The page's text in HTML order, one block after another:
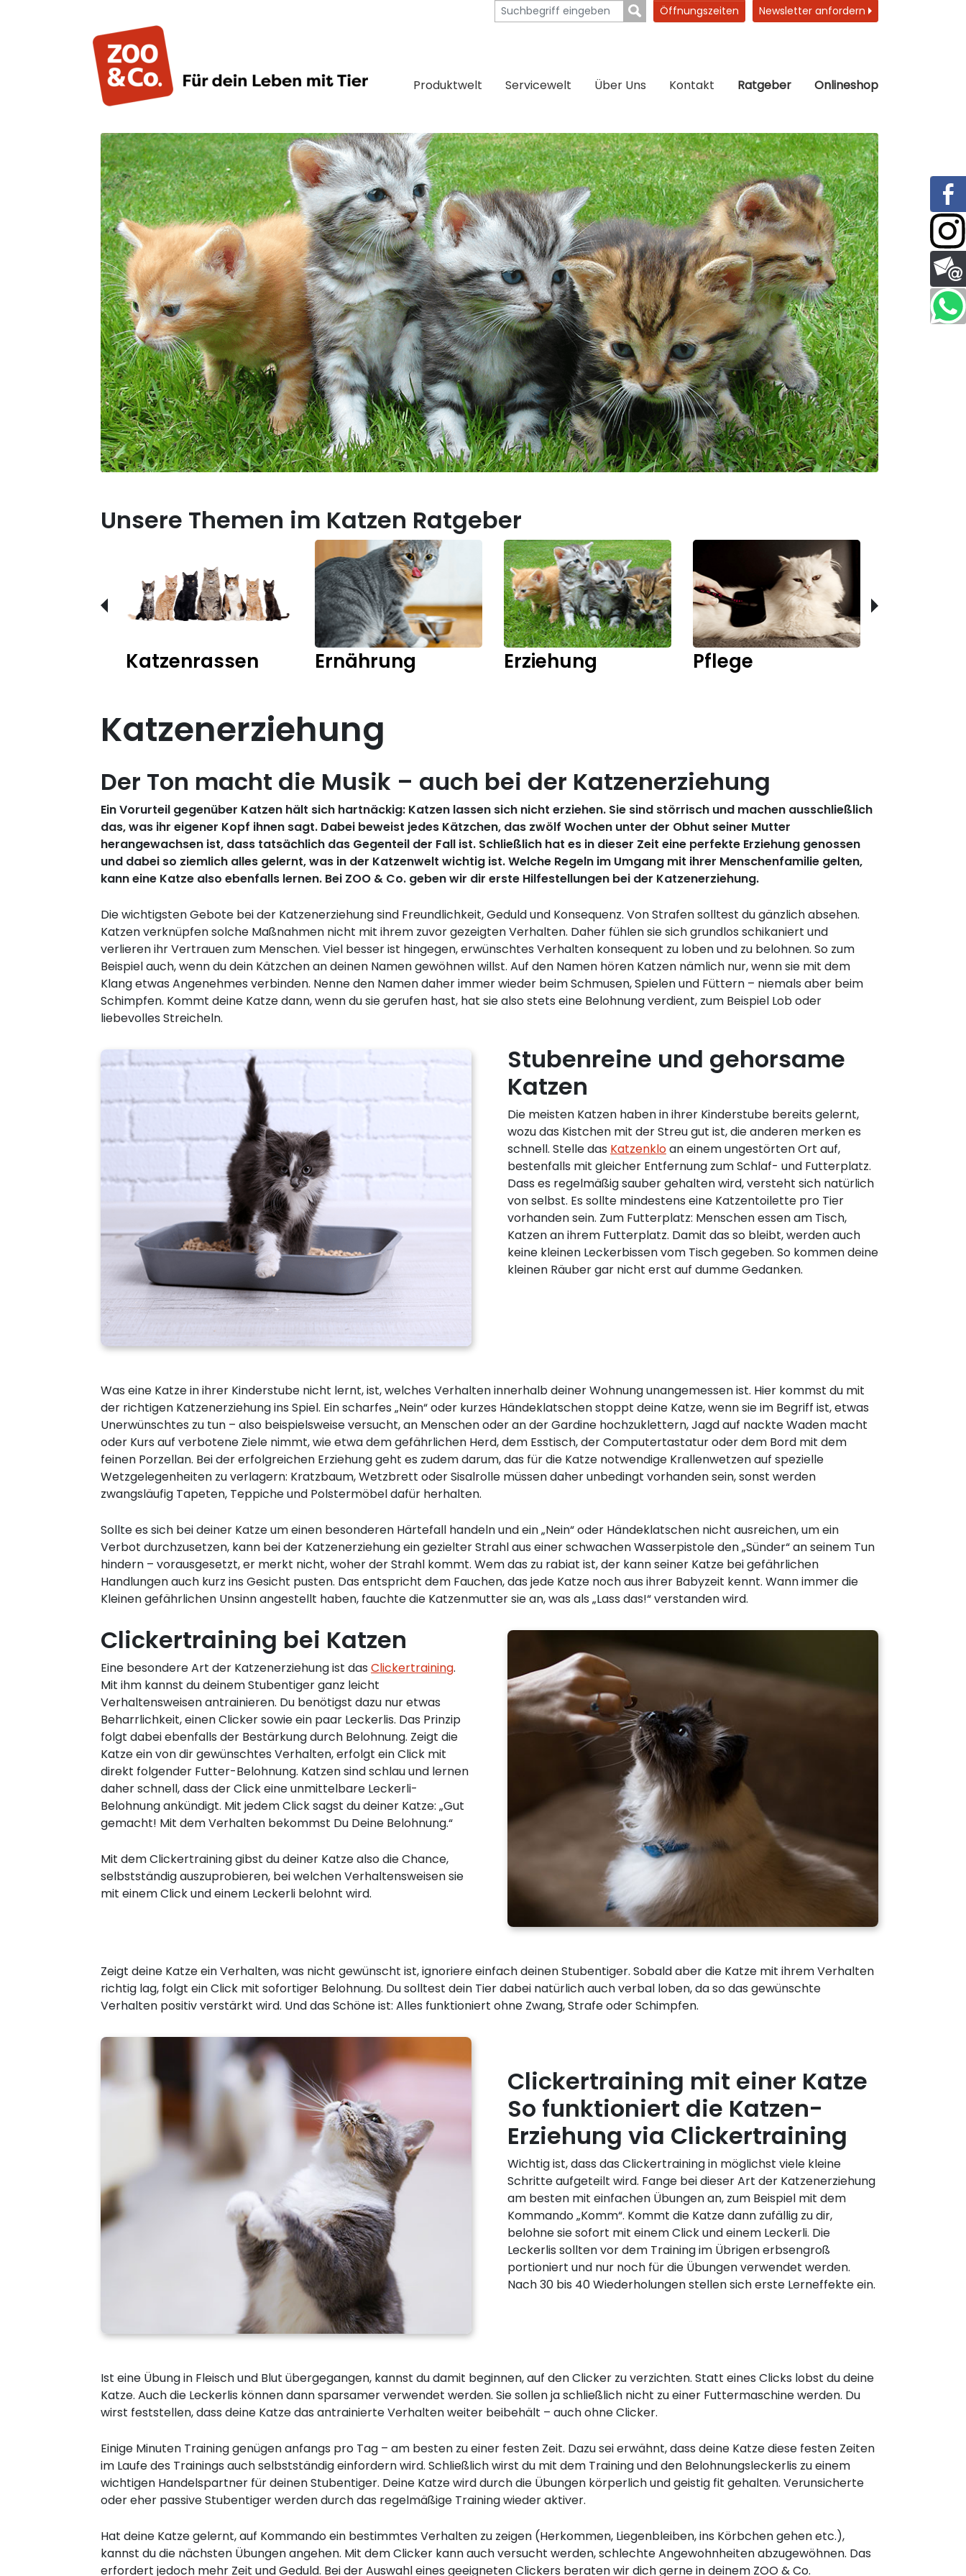
Öffnungszeiten Newsletter anfordern
Produktwelt Servicewelt Über Uns Kontakt Ratgeber Onlineshop
Unsere Themen im Katzen Ratgeber
Katzenrassen Ernährung Erziehung Pflege
Katzenerziehung
Der Ton macht die Musik – auch bei der Katzenerziehung
Ein Vorurteil gegenüber Katzen hält sich hartnäckig: Katzen lassen sich nicht erziehen. Sie sind störrisch und machen ausschließlich
das, was ihr eigener Kopf ihnen sagt. Dabei beweist jedes Kätzchen, das zwölf Wochen unter der Obhut seiner Mutter
herangewachsen ist, dass tatsächlich das Gegenteil der Fall ist. Schließlich hat es in dieser Zeit eine perfekte Erziehung genossen
und dabei so ziemlich alles gelernt, was in der Katzenwelt wichtig ist. Welche Regeln im Umgang mit ihrer Menschenfamilie gelten,
kann eine Katze also ebenfalls lernen. Bei ZOO & Co. geben wir dir erste Hilfestellungen bei der Katzenerziehung.
Die wichtigsten Gebote bei der Katzenerziehung sind Freundlichkeit, Geduld und Konsequenz. Von Strafen solltest du gänzlich absehen.
Katzen verknüpfen solche Maßnahmen nicht mit ihrem zuvor gezeigten Verhalten. Daher fühlen sie sich grundlos schikaniert und
verlieren ihr Vertrauen zum Menschen. Viel besser ist hingegen, erwünschtes Verhalten konsequent zu loben und zu belohnen. So zum
Beispiel auch, wenn du dein Kätzchen an deinen Namen gewöhnen willst. Auf den Namen hören Katzen nämlich nur, wenn sie mit dem
Klang etwas Angenehmes verbinden. Nenne den Namen daher immer wieder beim Schmusen, Spielen und Füttern – niemals aber beim
Schimpfen. Kommt deine Katze dann, wenn du sie gerufen hast, hat sie also stets eine Belohnung verdient, zum Beispiel Lob oder
liebevolles Streicheln.
Stubenreine und gehorsame
Katzen
Die meisten Katzen haben in ihrer Kinderstube bereits gelernt,
wozu das Kistchen mit der Streu gut ist, die anderen merken es
schnell. Stelle das Katzenkloan einem ungestörten Ort auf,
bestenfalls mit gleicher Entfernung zum Schlaf- und Futterplatz.
Dass es regelmäßig sauber gehalten wird, versteht sich natürlich
von selbst. Es sollte mindestens eine Katzentoilette pro Tier
vorhanden sein. Zum Futterplatz: Menschen essen am Tisch,
Katzen an ihrem Futterplatz. Damit das so bleibt, werden auch
keine kleinen Leckerbissen vom Tisch gegeben. So kommen deine
kleinen Räuber gar nicht erst auf dumme Gedanken.
Was eine Katze in ihrer Kinderstube nicht lernt, ist, welches Verhalten innerhalb deiner Wohnung unangemessen ist. Hier kommst du mit
der richtigen Katzenerziehung ins Spiel. Ein scharfes „Nein“ oder kurzes Händeklatschen stoppt deine Katze, wenn sie im Begriff ist, etwas
Unerwünschtes zu tun – also beispielsweise versucht, an Menschen oder an der Gardine hochzuklettern, Jagd auf nackte Waden macht
oder Kurs auf verbotene Ziele nimmt, wie etwa dem gefährlichen Herd, dem Esstisch, der Computertastatur oder dem Bord mit dem
feinen Porzellan. Bei der erfolgreichen Erziehung geht es zudem darum, das für die Katze notwendige Krallenwetzen auf spezielle
Wetzgelegenheiten zu verlagern: Kratzbaum, Wetzbrett oder Sisalrolle müssen daher unbedingt vorhanden sein, sonst werden
zwangsläufig Tapeten, Teppiche und Polstermöbel dafür herhalten.
Sollte es sich bei deiner Katze um einen besonderen Härtefall handeln und ein „Nein“ oder Händeklatschen nicht ausreichen, um ein
Verbot durchzusetzen, kann bei der Katzenerziehung ein gezielter Strahl aus einer schwachen Wasserpistole den „Sünder“ an seinem Tun
hindern – vorausgesetzt, er merkt nicht, woher der Strahl kommt. Wem das zu rabiat ist, der kann seiner Katze bei gefährlichen
Handlungen auch kurz ins Gesicht pusten. Das entspricht dem Fauchen, das jede Katze noch aus ihrer Babyzeit kennt. Wann immer die
Kleinen gefährlichen Unsinn angestellt haben, fauchte die Katzenmutter sie an, was als „Lass das!“ verstanden wird.
Clickertraining bei Katzen
Eine besondere Art der Katzenerziehung ist das Clickertraining.
Mit ihm kannst du deinem Stubentiger ganz leicht
Verhaltensweisen antrainieren. Du benötigst dazu nur etwas
Beharrlichkeit, einen Clicker sowie ein paar Leckerlis. Das Prinzip
folgt dabei ebenfalls der Bestärkung durch Belohnung. Zeigt die
Katze ein von dir gewünschtes Verhalten, erfolgt ein Click mit
direkt folgender Futter-Belohnung. Katzen sind schlau und lernen
daher schnell, dass der Click eine unmittelbare Leckerli-
Belohnung ankündigt. Mit jedem Click sagst du deiner Katze: „Gut
gemacht! Mit dem Verhalten bekommst Du Deine Belohnung.“
Mit dem Clickertraining gibst du deiner Katze also die Chance,
selbstständig auszuprobieren, bei welchen Verhaltensweisen sie
mit einem Click und einem Leckerli belohnt wird.
Zeigt deine Katze ein Verhalten, was nicht gewünscht ist, ignoriere einfach deinen Stubentiger. Sobald aber die Katze mit ihrem Verhalten
richtig lag, folgt ein Click mit sofortiger Belohnung. Du solltest dein Tier dabei natürlich auch verbal loben, da so das gewünschte
Verhalten positiv verstärkt wird. Und das Schöne ist: Alles funktioniert ohne Zwang, Strafe oder Schimpfen.
Clickertraining mit einer Katze
So funktioniert die Katzen-
Erziehung via Clickertraining
Wichtig ist, dass das Clickertraining in möglichst viele kleine
Schritte aufgeteilt wird. Fange bei dieser Art der Katzenerziehung
am besten mit einfachen Übungen an, zum Beispiel mit dem
Kommando „Komm“. Kommt die Katze dann zufällig zu dir,
belohne sie sofort mit einem Click und einem Leckerli. Die
Leckerlis sollten vor dem Training im Übrigen erbsengroß
portioniert und nur noch für die Übungen verwendet werden.
Nach 30 bis 40 Wiederholungen stellen sich erste Lerneffekte ein.
Ist eine Übung in Fleisch und Blut übergegangen, kannst du damit beginnen, auf den Clicker zu verzichten. Statt eines Clicks lobst du deine
Katze. Auch die Leckerlis können dann sparsamer verwendet werden. Sie sollen ja schließlich nicht zu einer Futtermaschine werden. Du
wirst feststellen, dass deine Katze das antrainierte Verhalten weiter beibehält – auch ohne Clicker.
Einige Minuten Training genügen anfangs pro Tag – am besten zu einer festen Zeit. Dazu sei erwähnt, dass deine Katze diese festen Zeiten
im Laufe des Trainings auch selbstständig einfordern wird. Schließlich wirst du mit dem Training und den Belohnungsleckerlis zu einem
wichtigen Handelspartner für deinen Stubentiger. Deine Katze wird durch die Übungen körperlich und geistig fit gehalten. Verunsicherte
oder eher passive Stubentiger werden durch das regelmäßige Training wieder aktiver.
Hat deine Katze gelernt, auf Kommando ein bestimmtes Verhalten zu zeigen (Herkommen, Liegenbleiben, ins Körbchen gehen etc.),
kannst du die nächsten Übungen angehen. Mit dem Clicker kann auch versucht werden, schlechte Angewohnheiten abzugewöhnen. Das
erfordert jedoch mehr Zeit und Geduld. Bei der Auswahl eines geeigneten Clickers beraten wir dich gerne in deinem ZOO & Co.